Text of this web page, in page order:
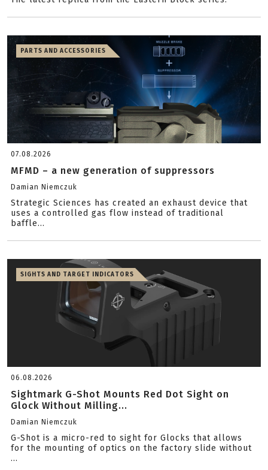
PARTS AND ACCESSORIES
07.08.2026
MFMD – a new generation of suppressors
Damian Niemczuk
Strategic Sciences has created an exhaust device that
uses a controlled gas flow instead of traditional
baffle...
SIGHTS AND TARGET INDICATORS
06.08.2026
Sightmark G-Shot Mounts Red Dot Sight on
Glock Without Milling...
Damian Niemczuk
G-Shot is a micro-red to sight for Glocks that allows
for the mounting of optics on the factory slide without
...